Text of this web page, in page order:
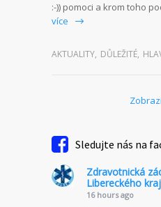
:-)) pomoci a krom toho
více
AKTUALITY, DŮLEŽITÉ,
Sledujte nás na
Zdravotnická
Libereckého
16 hours ago